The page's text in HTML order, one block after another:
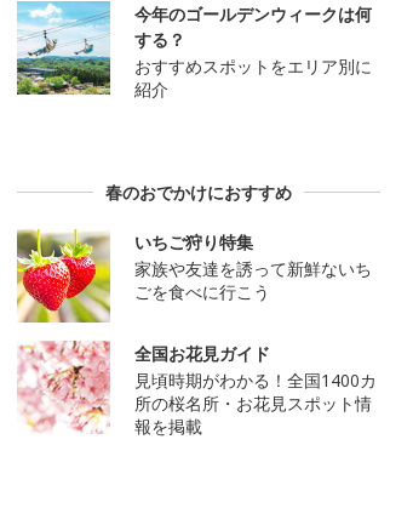
今年のゴールデンウィークは何
する？
おすすめスポットをエリア別に
紹介
春のおでかけにおすすめ
いちご狩り特集
家族や友達を誘って新鮮ないち
ごを食べに行こう
全国お花見ガイド
見頃時期がわかる！全国1400カ
所の桜名所・お花見スポット情
報を掲載